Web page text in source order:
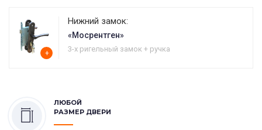
+
Нижний замок:
«Мосрентген»
3-х ригельный замок + ручка
ЛЮБОЙ
РАЗМЕР ДВЕРИ